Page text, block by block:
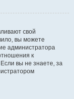
свой
вы можете
администратора
к
вы не знаете, за